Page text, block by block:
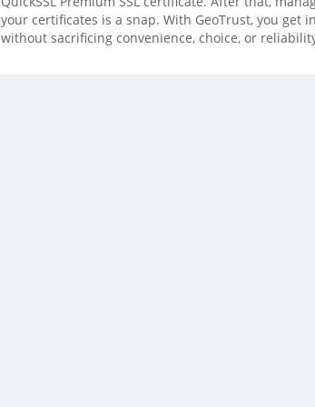
your certificates is a snap. With GeoTrust, you get
without sacrificing convenience, choice, or